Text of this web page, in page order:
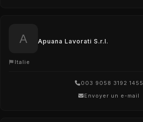
Apuana Lavorati S.r.l.
Italie
003 9058 3192 1455
Envoyer un e-mail